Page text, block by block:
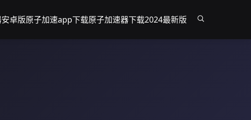
卓版原子加速app下载原子加速器下载2024最新版